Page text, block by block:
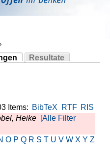
›
Resultate
Items: BibTeX RTF RIS
Heike [Alle Filter
O P Q R S T U V W X Y Z